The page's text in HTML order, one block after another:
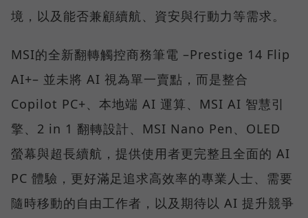
境，以及能否兼顧續航、資安與行動力等需求。
MSI的全新翻轉觸控商務筆電 –Prestige 14 Flip
AI+– 並未將 AI 視為單一賣點，而是整合
Copilot PC+、本地端 AI 運算、MSI AI 智慧引
擎、2 in 1 翻轉設計、MSI Nano Pen、OLED
螢幕與超長續航，提供使用者更完整且全面的 AI
PC 體驗，更好滿足追求高效率的專業人士、需要
隨時移動的自由工作者，以及期待以 AI 提升競爭